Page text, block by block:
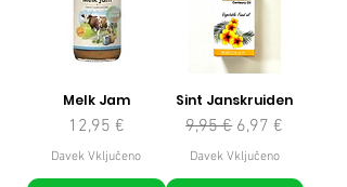
Melk Jam
Cena
12,95 €
Davek Vključeno
Sint Janskruiden
Redna cena
9,95 € Cena na
6,97 €
Davek Vključeno